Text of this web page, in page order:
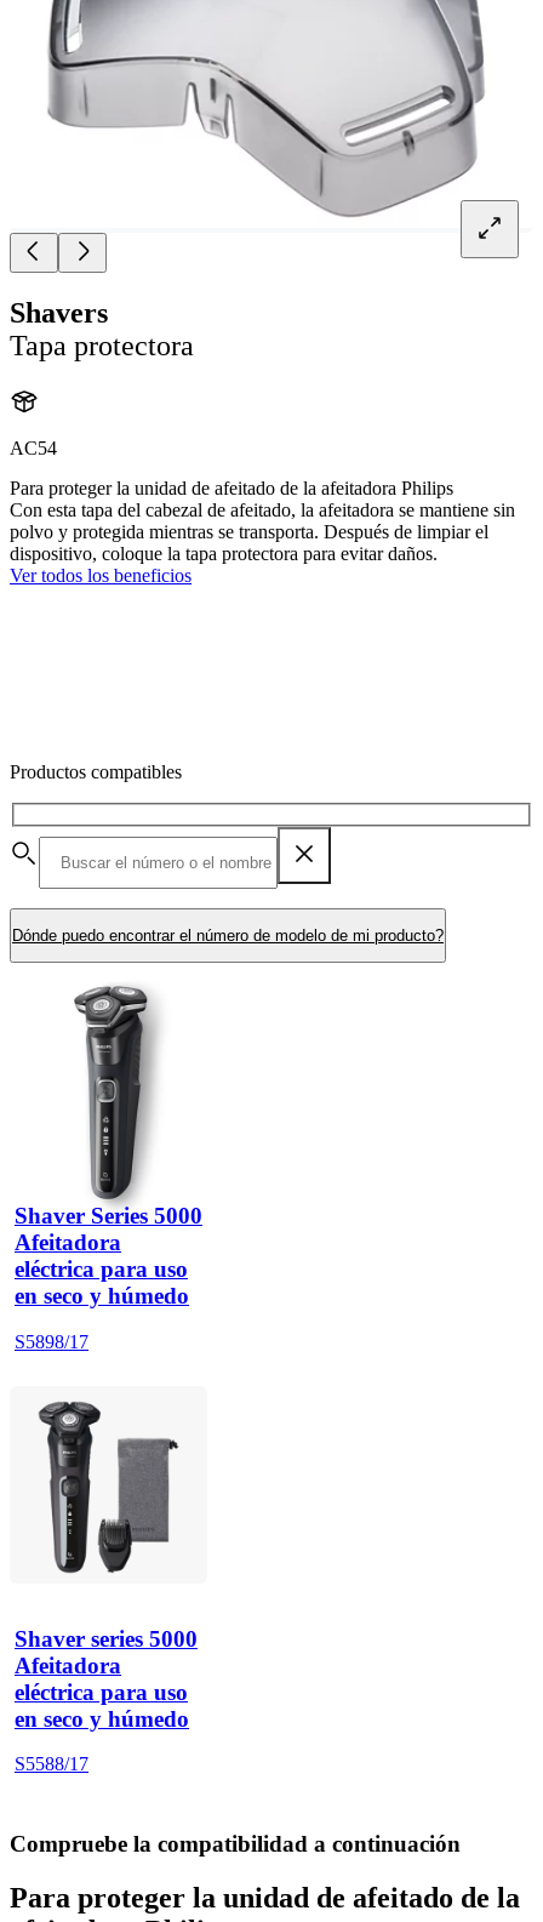
Shavers
Tapa protectora
AC54
Para proteger la unidad de afeitado de la afeitadora Philips
Con esta tapa del cabezal de afeitado, la afeitadora se mantiene sin
polvo y protegida mientras se transporta. Después de limpiar el
dispositivo, coloque la tapa protectora para evitar daños.
Ver todos los beneficios
Productos compatibles
Dónde puedo encontrar el número de modelo de mi producto?
Shaver Series 5000
Afeitadora
eléctrica para uso
en seco y húmedo
S5898/17
Shaver series 5000
Afeitadora
eléctrica para uso
en seco y húmedo
S5588/17
Compruebe la compatibilidad a continuación
Para proteger la unidad de afeitado de la